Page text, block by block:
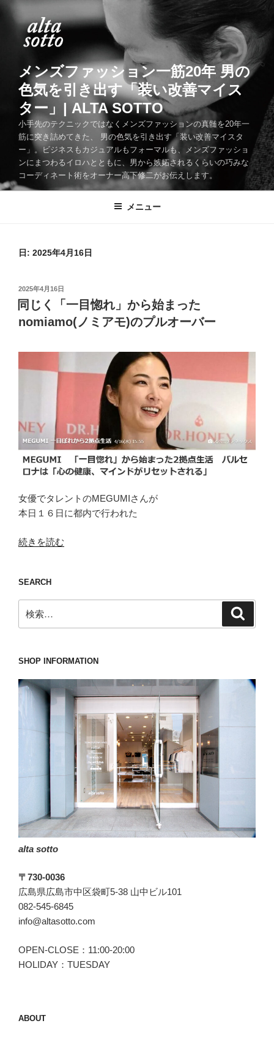
メンズファッション一筋20年 男の
色気を引き出す「装い改善マイス
ター」| ALTA SOTTO
小手先のテクニックではなくメンズファッションの真髄を20年一
筋に突き詰めてきた、 男の色気を引き出す「装い改善マイスタ
ー」。ビジネスもカジュアルもフォーマルも、メンズファッショ
ンにまつわるイロハとともに、男から嫉妬されるくらいの巧みな
コーディネート術をオーナー高下修二がお伝えします。
メニュー
日: 2025年4月16日
投
稿
日:
2025年4月16日
同じく「一目惚れ」から始まった
nomiamo(ノミアモ)のプルオーバー
女優でタレントのMEGUMIさんが
本日１６日に都内で行われた
“同
「一
目
惚
れ」
ら
ま
た
nomiamo(ノ
モ)
ル
オ
ー
ー”
の
続きを読む
SEARCH
索:
SHOP INFORMATION
alta sotto
〒730-0036
広島県広島市中区袋町5-38 山中ビル101
082-545-6845
info@altasotto.com
OPEN-CLOSE：11:00-20:00
HOLIDAY：TUESDAY
ABOUT